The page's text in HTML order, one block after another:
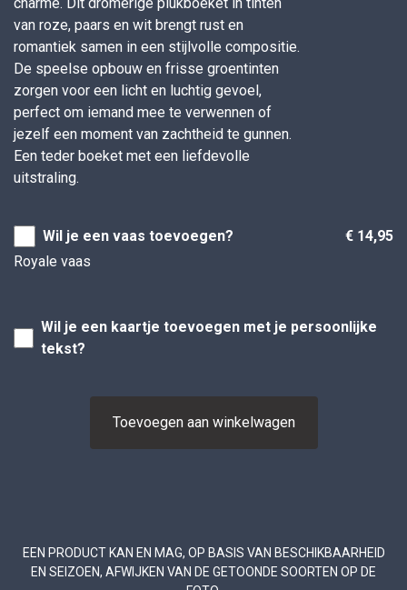
van roze, paars en wit brengt rust en
romantiek samen in een stijlvolle compositie.
De speelse opbouw en frisse groentinten
zorgen voor een licht en luchtig gevoel,
perfect om iemand mee te verwennen of
jezelf een moment van zachtheid te gunnen.
Een teder boeket met een liefdevolle
uitstraling.
Wil je een vaas toevoegen?
Royale vaas
€ 14,95
Wil je een kaartje toevoegen met je persoonlijke
tekst?
Toevoegen aan winkelwagen
EEN PRODUCT KAN EN MAG, OP BASIS VAN BESCHIKBAARHEID
EN SEIZOEN, AFWIJKEN VAN DE GETOONDE SOORTEN OP DE